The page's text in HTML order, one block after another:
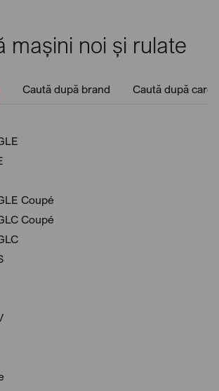
mașini noi și rulate
Caută după brand Caută după
Coupé
Coupé